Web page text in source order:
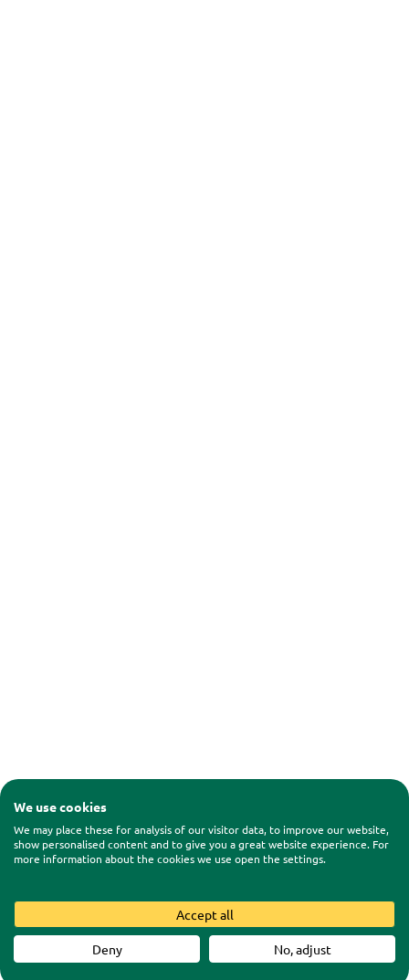
We use cookies
We may place these for analysis of our visitor data, to improve our website,
show personalised content and to give you a great website experience. For
more information about the cookies we use open the settings.
Accept all
Deny No, adjust